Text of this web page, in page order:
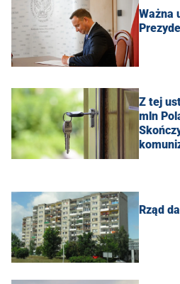
Ważna
Z tej
mln
Rząd